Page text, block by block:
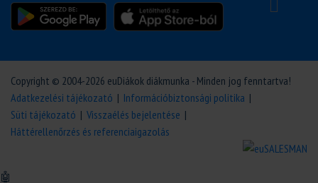
Copyright © 2004-2026 euDiákok diákmunka - Minden jog fenntartva!
Adatkezelési tájékozató | Információbiztonsági politika |
Süti tájékozató | Visszaélés bejelentése |
Háttérellenőrzés és referenciaigazolás
🤖